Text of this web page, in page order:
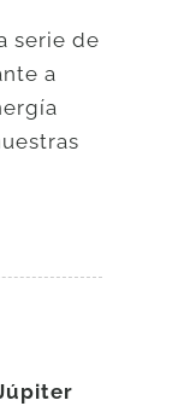
serie de
a